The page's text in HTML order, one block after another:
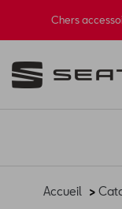
Chers
Accueil >